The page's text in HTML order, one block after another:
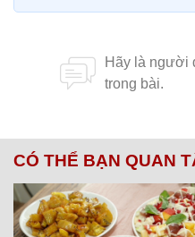
CÓ THỂ BẠN QUAN